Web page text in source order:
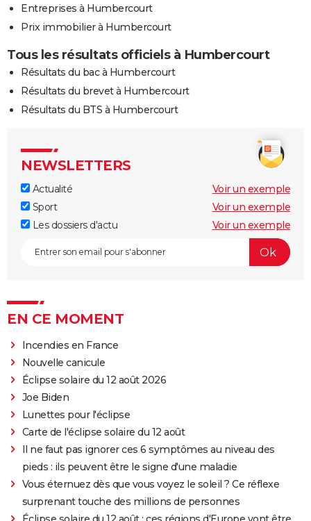
Entreprises à Humbercourt
Prix immobilier à Humbercourt
Tous les résultats officiels à Humbercourt
Résultats du bac à Humbercourt
Résultats du brevet à Humbercourt
Résultats du BTS à Humbercourt
NEWSLETTERS
Actualité
Voir un exemple
Sport
Voir un exemple
Les dossiers d'actu
Voir un exemple
EN CE MOMENT
Incendies en France
Nouvelle canicule
Éclipse solaire du 12 août 2026
Joe Biden
Lunettes pour l'éclipse
Carte de l'éclipse solaire du 12 août
Il ne faut pas ignorer ces 6 symptômes au niveau des
pieds : ils peuvent être le signe d'une maladie
Vous éternuez dès que vous voyez le soleil ? Ce réflexe
surprenant touche des millions de personnes